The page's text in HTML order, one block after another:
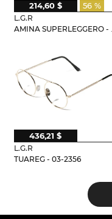
L.G.R
AMINA SUPERLEGGERO - 01-3174
56 %
214,60 $
L.G.R
TUAREG - 03-2356
436,21 $